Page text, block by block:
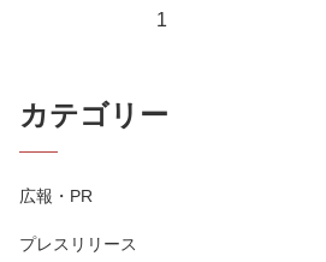
1
カテゴリー
広報・PR
プレスリリース